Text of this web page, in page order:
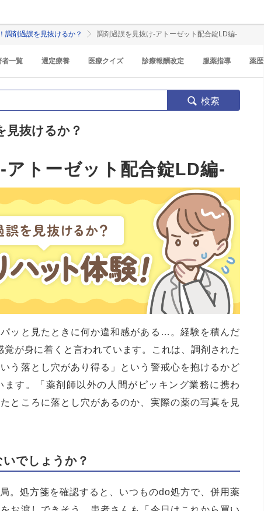
調剤過誤を見抜けるか？ 調剤過誤を見抜け-アトーゼット配合錠LD編-
者一覧 選定療養 医療クイズ 診療報酬改定 服薬指導 薬歴
検索
見抜けるか？
トーゼット配合錠LD編-
ッと見たときに何か違和感がある…。経験を積んだ
覚が身に着くと言われています。これは、調剤された
う落とし穴があり得る」という警戒心を抱けるかど
す。「薬剤師以外の人間がピッキング業務に携わ
ところに落とし穴があるのか、実際の薬の写真を見
でしょうか？
。処方箋を確認すると、いつものdo処方で、併用薬